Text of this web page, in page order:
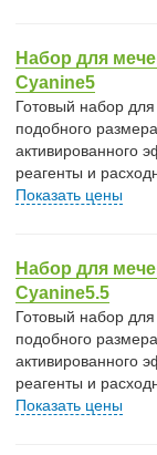
Набор для
Cyanine5
Готовый набор
подобного
активированного
реагенты и
Показать цены
Набор для
Cyanine5.5
Готовый набор
подобного
активированного
реагенты и
Показать цены